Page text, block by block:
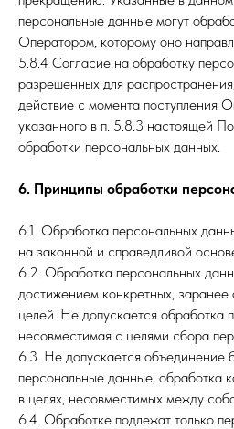
персональные данные могут
Оператором, которому оно
5.8.4 Согласие на обработку
разрешенных для
действие с момента поступления
указанного в п. 5.8.3 настоящей
обработки персональных данных.
6. Принципы обработки
6.1. Обработка персональных
на законной и справедливой
6.2. Обработка персональных
достижением конкретных,
целей. Не допускается обработка
несовместимая с целями сбора
6.3. Не допускается объединение
персональные данные, обработка
в целях, несовместимых между
6.4. Обработке подлежат только